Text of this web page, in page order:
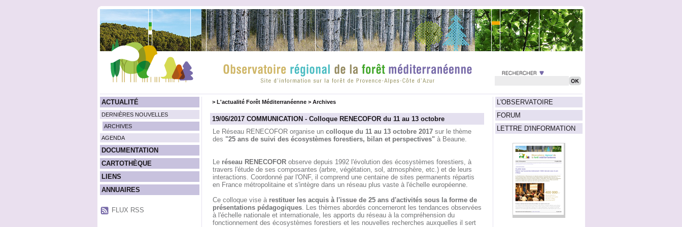
ACTUALITÉ
DERNIÈRES NOUVELLES
ARCHIVES
AGENDA
DOCUMENTATION
CARTOTHÈQUE
LIENS
ANNUAIRES
FLUX RSS
L'OBSERVATOIRE
FORUM
LETTRE D'INFORMATION
> L'actualité Forêt Méditerranéenne> Archives
19/06/2017 COMMUNICATION - Colloque RENECOFOR du 11 au 13 octobre
Le Réseau RENECOFOR organise un colloque du 11 au 13 octobre 2017sur le thème
des "25 ans de suivi des écosystèmes forestiers, bilan et perspectives"à Beaune.
Le réseau RENECOFORobserve depuis 1992 l'évolution des écosystèmes forestiers, à
travers l'étude de ses composantes (arbre, végétation, sol, atmosphère, etc.) et de leurs
interactions. Coordonné par l'ONF, il comprend une centaine de sites permanents répartis
en France métropolitaine et s'intègre dans un réseau plus vaste à l'échelle européenne.
Ce colloque vise à restituer les acquis à l'issue de 25 ans d'activités sous la forme de
présentations pédagogiques. Les thèmes abordés concerneront les tendances observées
à l'échelle nationale et internationale, les apports du réseau à la compréhension du
fonctionnement des écosystèmes forestiers et les nouvelles recherches auxquelles il sert